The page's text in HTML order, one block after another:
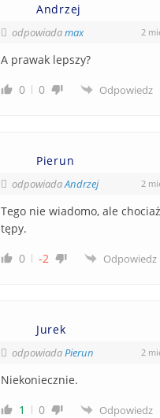
Andrzej
odpowiadamax 2
A prawak lepszy?
0
0 Odpowiedz
Pierun
odpowiadaAndrzej 2
Tego nie wiadomo, ale
tępy.
0
-2 Odpowiedz
Jurek
odpowiadaPierun 2
Niekoniecznie.
1
0 Odpowiedz